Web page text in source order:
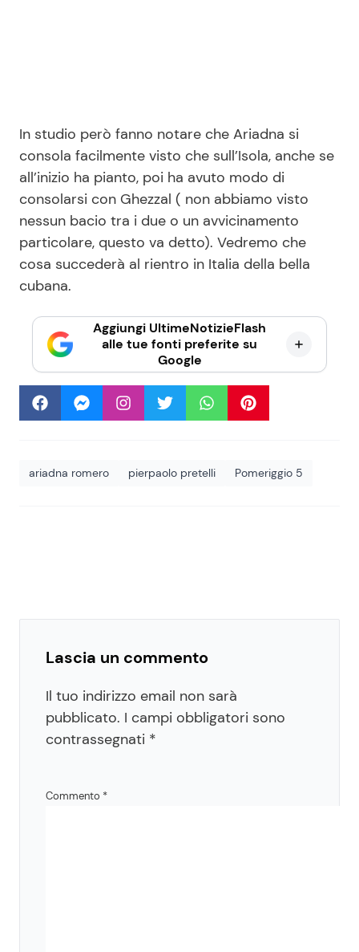
In studio però fanno notare che Ariadna si
consola facilmente visto che sull’Isola, anche se
all’inizio ha pianto, poi ha avuto modo di
consolarsi con Ghezzal ( non abbiamo visto
nessun bacio tra i due o un avvicinamento
particolare, questo va detto). Vedremo che
cosa succederà al rientro in Italia della bella
cubana.
Aggiungi UltimeNotizieFlash
alle tue fonti preferite su
Google
ariadna romero pierpaolo pretelli Pomeriggio 5
Lascia un commento
Il tuo indirizzo email non sarà
pubblicato. I campi obbligatori sono
contrassegnati *
Commento *